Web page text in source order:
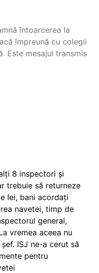
întoarcerea la
împreună cu colegii
Este mesajul transmis
8 inspectori și
trebuie să returneze
lei, bani acordați
navetei, timp de
general,
vremea aceea nu
ISJ ne-a cerut să
pentru